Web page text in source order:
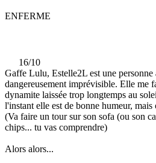
ENFERME
16/10
Gaffe Lulu, Estelle2L est une personne
dangereusement imprévisible. Elle me
dynamite laissée trop longtemps au
l'instant elle est de bonne humeur, mais
(Va faire un tour sur son sofa (ou son
chips... tu vas comprendre)
Alors alors...